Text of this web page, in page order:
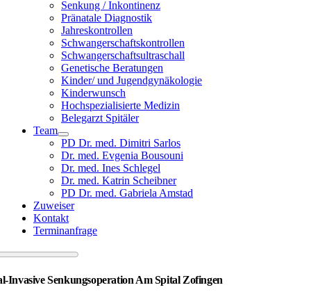
Senkung / Inkontinenz
Pränatale Diagnostik
Jahreskontrollen
Schwangerschaftskontrollen
Schwangerschaftsultraschall
Genetische Beratungen
Kinder/ und Jugendgynäkologie
Kinderwunsch
Hochspezialisierte Medizin
Belegarzt Spitäler
Team
PD Dr. med. Dimitri Sarlos
Dr. med. Evgenia Bousouni
Dr. med. Ines Schlegel
Dr. med. Katrin Scheibner
PD Dr. med. Gabriela Amstad
Zuweiser
Kontakt
Terminanfrage
Invasive Senkungsoperation Am Spital Zofingen